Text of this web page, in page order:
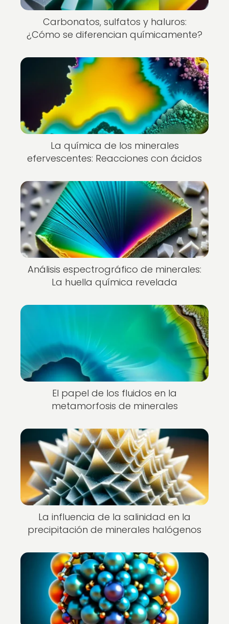
Carbonatos, sulfatos y haluros:
¿Cómo se diferencian químicamente?
La química de los minerales
efervescentes: Reacciones con ácidos
Análisis espectrográfico de minerales:
La huella química revelada
El papel de los fluidos en la
metamorfosis de minerales
La influencia de la salinidad en la
precipitación de minerales halógenos